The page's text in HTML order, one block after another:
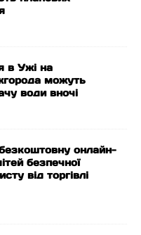
в Ужі на
можуть
води вночі
онлайн-
безпечної
від торгівлі